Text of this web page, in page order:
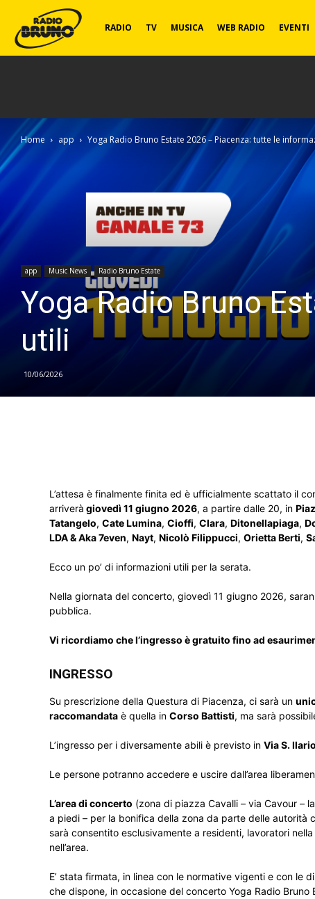
Radio
RADIO TV MUSICA WEB RADIO EVENTI
Home app Yoga Radio Bruno Estate 2026 – Piacenza: tutte le
app Music News Radio Bruno Estate
Yoga Radio Bruno
utili
10/06/2026
L’attesa è finalmente finita ed è ufficialmente scattato il
arriverà giovedì 11 giugno 2026, a partire dalle 20, in
Tatangelo, Cate Lumina, Cioffi, Clara, Ditonellapiaga,
LDA & Aka 7even, Nayt, Nicolò Filippucci, Orietta Berti,
Ecco un po’ di informazioni utili per la serata.
Nella giornata del concerto, giovedì 11 giugno 2026,
pubblica.
Vi ricordiamo che l’ingresso è gratuito fino ad
INGRESSO
Su prescrizione della Questura di Piacenza, ci sarà un
raccomandata è quella in Corso Battisti, ma sarà
L’ingresso per i diversamente abili è previsto in Via S. Ilario
Le persone potranno accedere e uscire dall’area
L’area di concerto (zona di piazza Cavalli – via Cavour –
a piedi – per la bonifica della zona da parte delle autorità
sarà consentito esclusivamente a residenti, lavoratori
nell’area.
E’ stata firmata, in linea con le normative vigenti e con le
che dispone, in occasione del concerto Yoga Radio